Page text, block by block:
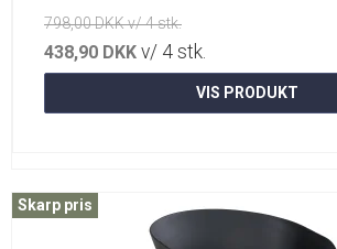
798,00 DKK v/ 4 stk.
438,90 DKK v/ 4 stk.
VIS PRODUKT
Skarp pris